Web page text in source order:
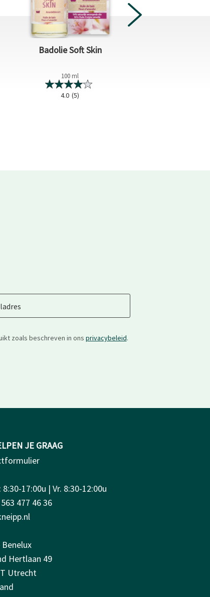
Badolie Soft Skin
100 ml
4.0 (5)
zoals beschreven in ons privacybeleid.
JE GRAAG
17:00u | Vr. 8:30-12:00u
477 46 36
Benelux
Hertlaan 49
Utrecht